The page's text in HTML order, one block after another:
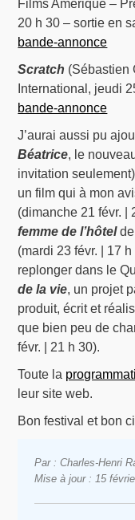
Films Amérique –
20 h 30 – sortie en
bande-annonce
Scratch (Sébastien
International, jeudi
bande-annonce
J’aurai aussi pu
Béatrice, le
invitation
un film qui à mon
(dimanche 21 févr. |
femme de l’hôtelde
(mardi 23 févr. | 17
replonger dans le
de la vie, un projet
produit, écrit et
que bien peu de
févr. | 21 h 30).
Toute la
leur site web.
Bon festival et bon
Par : Charles-Henri
Mise à jour : 15